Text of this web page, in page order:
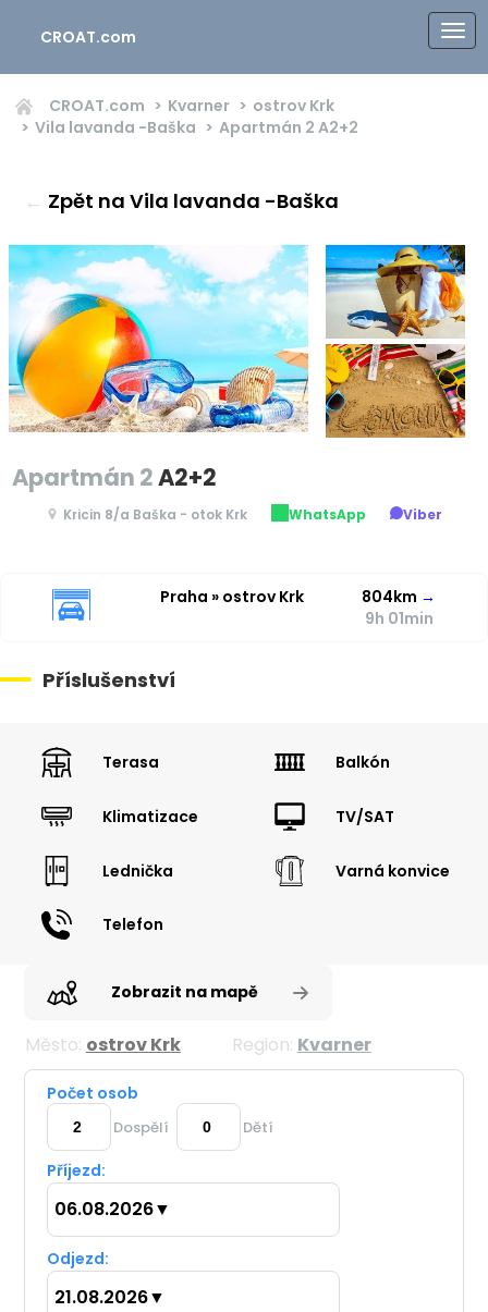
CROAT.com
CROAT.com Kvarner
ostrov Krk
Vila lavanda -Baška
Apartmán 2 A2+2
← Zpět na Vila lavanda -Baška
Apartmán 2A2+2
Kricin 8/a Baška - otok Krk WhatsApp Viber
Praha » ostrov Krk 804km →
9h 01min
Příslušenství
Terasa Balkón
Klimatizace TV/SAT
Lednička Varná konvice
Telefon
Zobrazit na mapě
Město: ostrov Krk Region: Kvarner
Počet osob
Dospělí Dětí
Příjezd:
06.08.2026▼
Odjezd:
21.08.2026▼